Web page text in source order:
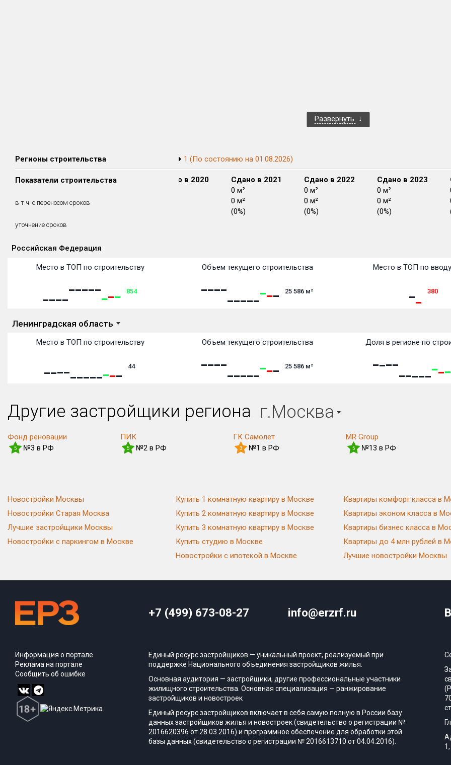
Развернуть
Регионы строительства 1 (По состоянию на 01.08.2026)
Показатели строительства
в т.ч. с переносом сроков
уточнение сроков
Сдано в 2018
0 м²
Сдано в 2019
0 м²
Сдано в 2020
Сдано в 2021
0 м²
0 м²
(0%)
Сдано в 2022
0 м²
0 м²
(0%)
Сдано в 2023
0 м²
0 м²
(0%)
Российская Федерация
Место в ТОП по строительству
854
Объем текущего строительства
25 586 м²
Место в ТОП по
380
Ленинградская область
Место в ТОП по строительству
44
Объем текущего строительства
25 586 м²
Доля в регионе по
Другие застройщики региона г.Москва
Фонд реновации
5 №3 в РФ
ПИК
5 №2 в РФ
ГК Самолет
3 №1 в РФ
MR Group
5 №13 в РФ
Новостройки Москвы
Новостройки Старая Москва
Лучшие застройщики Москвы
Новостройки с паркингом в Москве
Купить 1 комнатную квартиру в Москве
Купить 2 комнатную квартиру в Москве
Купить 3 комнатную квартиру в Москве
Купить студию в Москве
Новостройки с ипотекой в Москве
Квартиры комфорт класса в
Квартиры эконом класса в
Квартиры бизнес класса в
Квартиры до 4 млн рублей в
Лучшие новостройки Москвы
+7 (499) 673-08-27 info@erzrf.ru
Информация о портале
Реклама на портале
Сообщить об ошибке
Единый ресурс застройщиков — уникальный проект, реализуемый при
поддержке Национального объединения застройщиков жилья.
Основная аудитория — застройщики, другие профессиональные участники
жилищного строительства. Основная специализация — ранжирование
застройщиков и новостроек
Единый ресурс застройщиков включает в себя самую полную в России базу
данных застройщиков жилья и новостроек (свидетельство о регистрации №
2016620396 от 28.03.2016) и программное обеспечение для обработки этой
базы данных (свидетельство о регистрации № 2016613710 от 04.04.2016).